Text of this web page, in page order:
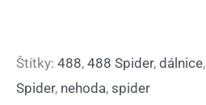
Štítky: 488, 488 Spider, dálnice,
Spider, nehoda, spider